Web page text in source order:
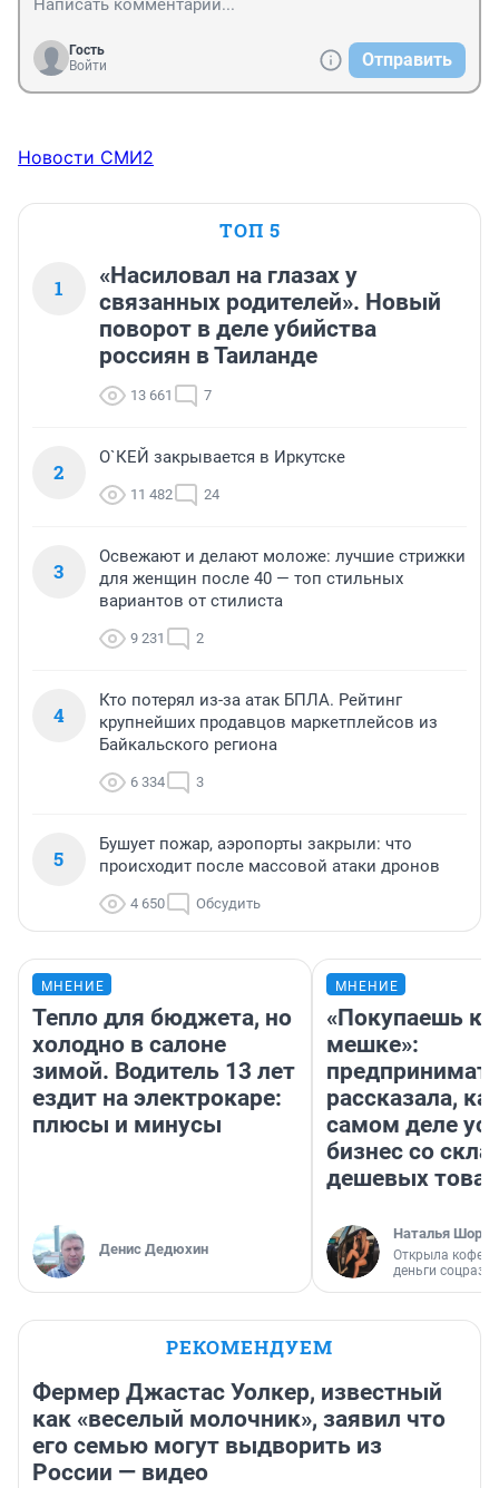
Гость
Войти
Отправить
Новости СМИ2
ТОП 5
1
«Насиловал на глазах у
связанных родителей». Новый
поворот в деле убийства
россиян в Таиланде
13 661 7
2
О`КЕЙ закрывается в Иркутске
11 482 24
3
Освежают и делают моложе: лучшие стрижки
для женщин после 40 — топ стильных
вариантов от стилиста
9 231 2
4
Кто потерял из-за атак БПЛА. Рейтинг
крупнейших продавцов маркетплейсов из
Байкальского региона
6 334 3
5
Бушует пожар, аэропорты закрыли: что
происходит после массовой атаки дронов
4 650 Обсудить
МНЕНИЕ
Тепло для бюджета, но
холодно в салоне
зимой. Водитель 13 лет
ездит на электрокаре:
плюсы и минусы
Денис Дедюхин
МНЕНИЕ
«Покупаешь
мешке»:
рассказала,
самом деле
бизнес со
дешевых
Наталья
Открыла
деньги
РЕКОМЕНДУЕМ
Фермер Джастас Уолкер, известный
как «веселый молочник», заявил что
его семью могут выдворить из
России — видео